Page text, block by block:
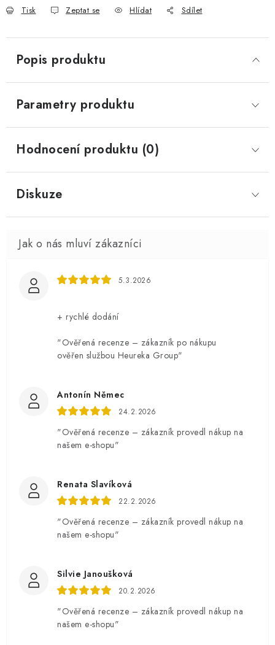
Tisk Zeptat se Hlídat Sdílet
Popis produktu
Parametry produktu
Hodnocení produktu (0)
Diskuze
5.3.2026
+ rychlé dodání
"Ověřená recenze – zákazník po nákupu
ověřen službou Heureka Group"
Antonín Němec
24.2.2026
"Ověřená recenze – zákazník provedl nákup na
našem e-shopu"
Renata Slavíková
22.2.2026
"Ověřená recenze – zákazník provedl nákup na
našem e-shopu"
Silvie Janoušková
20.2.2026
"Ověřená recenze – zákazník provedl nákup na
našem e-shopu"